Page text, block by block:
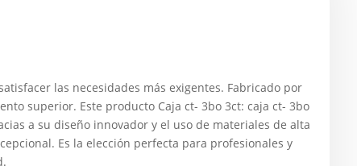
las necesidades más exigentes. Fabricado por
superior. Este producto Caja ct- 3bo 3ct: caja ct- 3bo
a su diseño innovador y el uso de materiales de alta
Es la elección perfecta para profesionales y